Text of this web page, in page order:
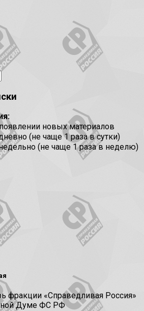
новых материалов
(не чаще 1 раза в сутки)
(не чаще 1 раза в неделю)
фракции «Справедливая Россия»
Думе ФС РФ